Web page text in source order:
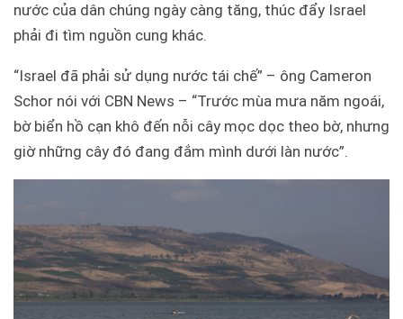
nước của dân chúng ngày càng tăng, thúc đẩy Israel
phải đi tìm nguồn cung khác.
“Israel đã phải sử dụng nước tái chế” – ông Cameron
Schor nói với CBN News – “Trước mùa mưa năm ngoái,
bờ biển hồ cạn khô đến nỗi cây mọc dọc theo bờ, nhưng
giờ những cây đó đang đắm mình dưới làn nước”.